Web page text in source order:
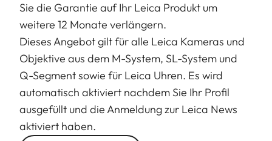
Sie die Garantie auf Ihr Leica Produkt um
weitere 12 Monate verlängern.
Dieses Angebot gilt für alle Leica Kameras und
Objektive aus dem M-System, SL-System und
Q-Segment sowie für Leica Uhren. Es wird
automatisch aktiviert nachdem Sie Ihr Profil
ausgefüllt und die Anmeldung zur Leica News
aktiviert haben.